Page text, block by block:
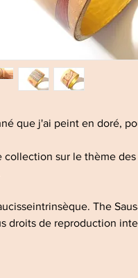
que j'ai peint en doré,
collection sur le thème
The
droits de reproduction